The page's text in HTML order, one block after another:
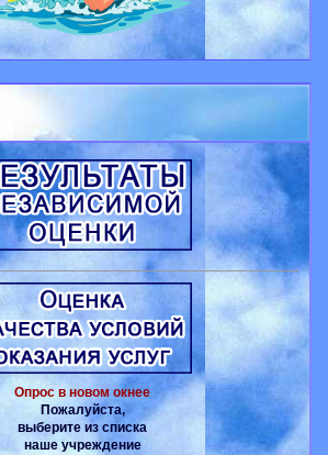
Опрос в новом окнее
Пожалуйста,
выберите из списка
наше учреждение